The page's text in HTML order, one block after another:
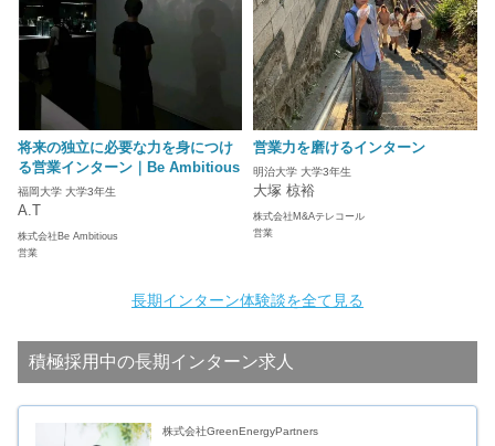
将来の独立に必要な力を身につけ
る営業インターン｜Be Ambitious
福岡大学 大学3年生
A.T
株式会社Be Ambitious
営業
営業力を磨けるインターン
明治大学 大学3年生
大塚 椋裕
株式会社M&Aテレコール
営業
長期インターン体験談を全て見る
積極採用中の長期インターン求人
株式会社GreenEnergyPartners